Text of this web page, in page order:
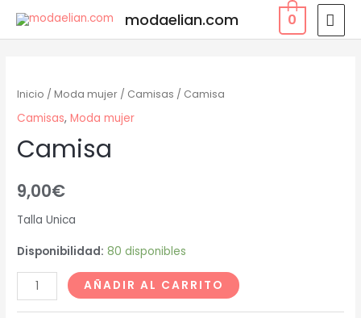
modaelian.com 0
Inicio /Moda mujer / Camisas / Camisa
Camisas,Moda mujer
Camisa
9,00€
Talla Unica
Disponibilidad: 80 disponibles
AÑADIR AL CARRITO